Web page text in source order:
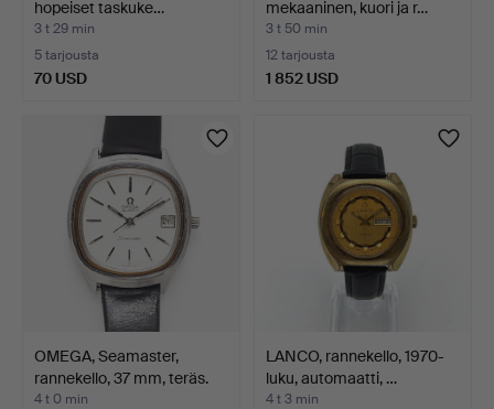
hopeiset taskuke…
3 t 29 min
5 tarjousta
70 USD
mekaaninen, kuori ja r…
3 t 50 min
12 tarjousta
1 852 USD
OMEGA, Seamaster,
rannekello, 37 mm, teräs.
4 t 0 min
LANCO, rannekello, 1970-
luku, automaatti, …
4 t 3 min